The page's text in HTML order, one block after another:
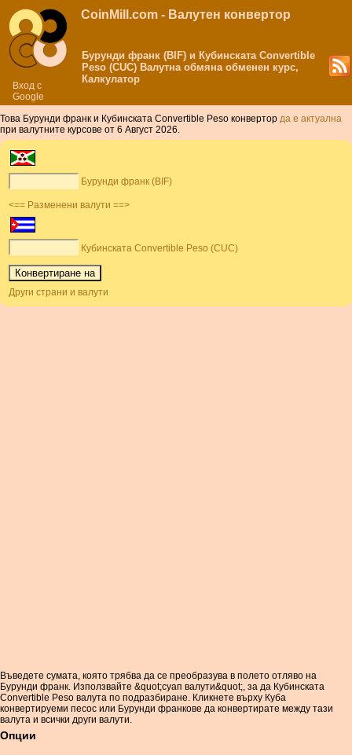
Вход с
Google
CoinMill.com - Валутен конвертор
Бурунди франк (BIF) и Кубинската Convertible
Peso (CUC) Валутна обмяна обменен курс,
Калкулатор
Това Бурунди франк и Кубинската Convertible Peso конвертор да е актуална
при валутните курсове от 6 Август 2026.
Бурунди франк (BIF)
<== Разменени валути ==>
Кубинската Convertible Peso (CUC)
Други страни и валути
Въведете сумата, която трябва да се преобразува в полето отляво на
Бурунди франк. Използвайте &quot;суап валути&quot;, за да Кубинската
Convertible Peso валута по подразбиране. Кликнете върху Куба
конвертируеми песос или Бурунди франкове да конвертирате между тази
валута и всички други валути.
Опции